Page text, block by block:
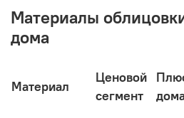
Материалы
дома
Материал
Ценовой
сегмент